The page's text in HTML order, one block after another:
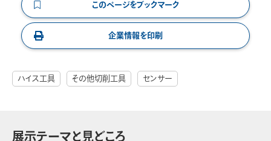
このページをブックマーク
企業情報を印刷
ハイス工具 その他切削工具 センサー
展示テーマと見どころ